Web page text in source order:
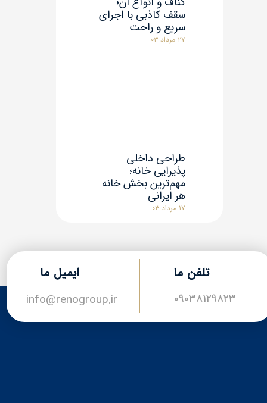
★★
سقف کاذبی با اجرای
سریع و راحت
۲۷ مرداد ۰۳
طراحی داخلی
پذیرایی خانه؛
مهم‌ترین بخش خانه
هر ایرانی
۱۷ مرداد ۰۳
​​ایمیل ما
​​​​info@renogroup.ir
تلفن ما
09038129823